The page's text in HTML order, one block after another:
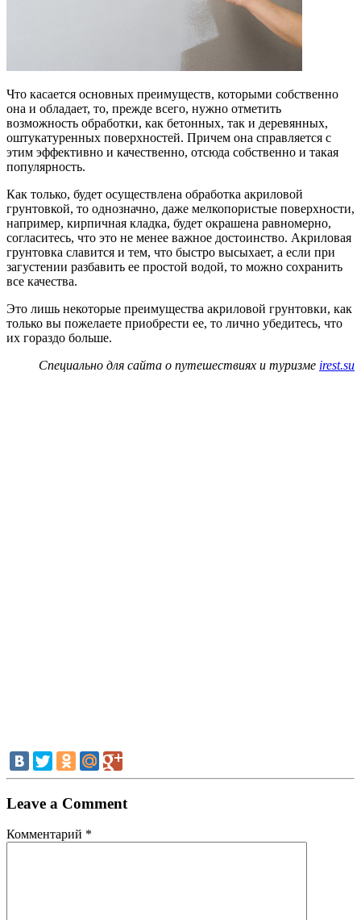
Что касается основных преимуществ, которыми собственно
она и обладает, то, прежде всего, нужно отметить
возможность обработки, как бетонных, так и деревянных,
оштукатуренных поверхностей. Причем она справляется с
этим эффективно и качественно, отсюда собственно и такая
популярность.
Как только, будет осуществлена обработка акриловой
грунтовкой, то однозначно, даже мелкопористые поверхности,
например, кирпичная кладка, будет окрашена равномерно,
согласитесь, что это не менее важное достоинство. Акриловая
грунтовка славится и тем, что быстро высыхает, а если при
загустении разбавить ее простой водой, то можно сохранить
все качества.
Это лишь некоторые преимущества акриловой грунтовки, как
только вы пожелаете приобрести ее, то лично убедитесь, что
их гораздо больше.
Специально для сайта о путешествиях и туризме irest.su
Leave a Comment
Комментарий *